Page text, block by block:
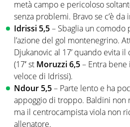
metà campo e pericoloso
senza problemi. Bravo se c’è da
Idrissi 5,5– Sbaglia un comodo
l’azione del gol montenegrino.
Djukanovic al 17’ quando evita
(17′ st Moruzzi 6,5– Entra bene
veloce di Idrissi).
Ndour 5,5– Parte lento e ha
appoggio di troppo. Baldini non
ma il centrocampista viola non
allenatore.